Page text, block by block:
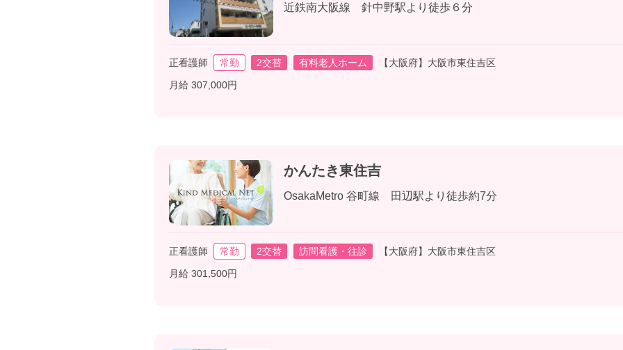
近鉄南大阪線 針中野駅より徒歩６分
正看護師 常勤 2交替 有料老人ホーム
【大阪府】大阪市東住吉区
月給 307,000円
かんたき東住吉
OsakaMetro 谷町線 田辺駅より徒歩約7分
正看護師 常勤 2交替 訪問看護・往診
【大阪府】大阪市東住吉区
月給 301,500円